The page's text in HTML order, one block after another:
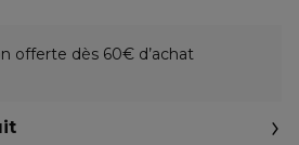
offerte dès 60€ d’achat